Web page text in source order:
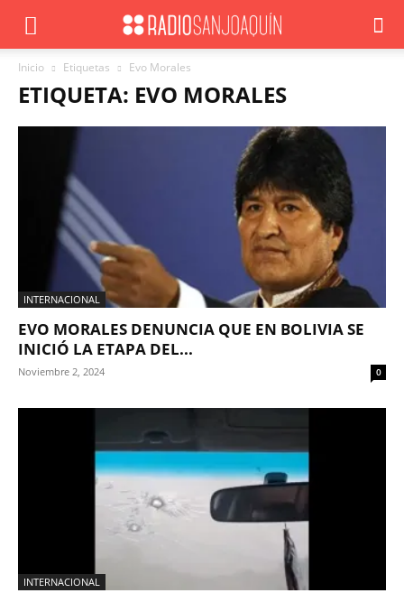
Inicio Etiquetas Evo Morales
ETIQUETA: EVO MORALES
INTERNACIONAL
EVO MORALES DENUNCIA QUE EN BOLIVIA SE
INICIÓ LA ETAPA DEL...
Noviembre 2, 2024 0
INTERNACIONAL